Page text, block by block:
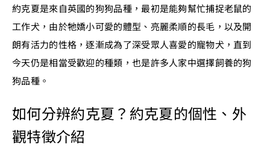
約克夏是來自英國的狗狗品種，最初是能夠幫忙捕捉老鼠的
工作犬，由於牠嬌小可愛的體型、亮麗柔順的長毛，以及開
朗有活力的性格，逐漸成為了深受眾人喜愛的寵物犬，直到
今天仍是相當受歡迎的種類，也是許多人家中選擇飼養的狗
狗品種。
如何分辨約克夏？約克夏的個性、外
觀特徵介紹